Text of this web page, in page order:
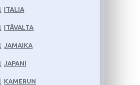
ITALIA
ITÄVALTA
JAMAIKA
JAPANI
KAMERUN